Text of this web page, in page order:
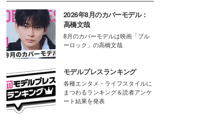
2026年8月のカバーモデル：
高橋文哉
8月のカバーモデルは映画「ブル
ーロック」の高橋文哉
モデルプレスランキング
各種エンタメ・ライフスタイルに
まつわるランキング＆読者アンケ
ート結果を発表